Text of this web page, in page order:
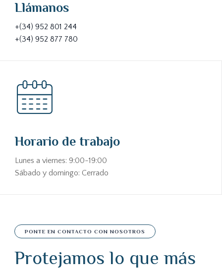
Llámanos
+(34) 952 801 244
+(34) 952 877 780
Horario de trabajo
Lunes a viernes: 9:00-19:00
Sábado y domingo: Cerrado
PONTE EN CONTACTO CON NOSOTROS
Protejamos lo que más